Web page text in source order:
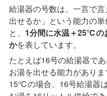
給湯器の号数は、一言で
出せるか」という能力の
と、 1分間に水温＋25℃の
かを表しています。
たとえば16号の給湯器で
お湯を出せる能力があり
15℃の場合、16号給湯器